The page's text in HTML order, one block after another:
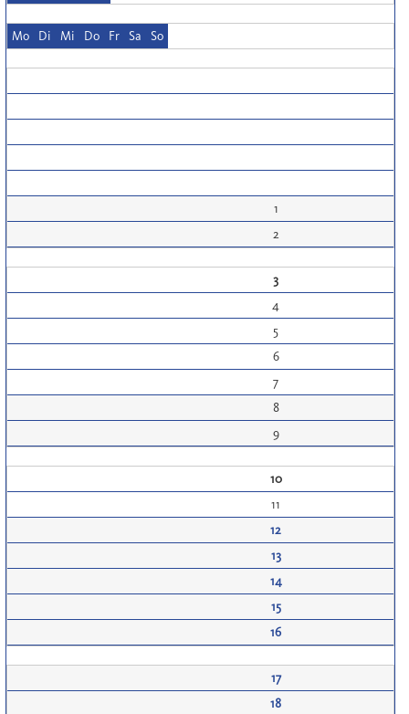
Mo Di Mi Do Fr Sa So
1
2
3
4
5
6
7
8
9
10
11
12
13
14
15
16
17
18